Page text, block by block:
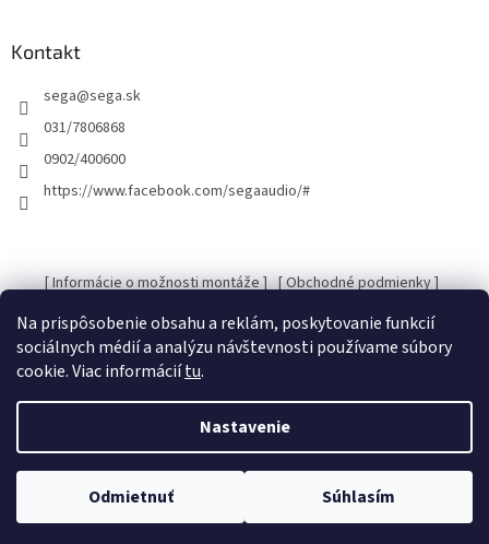
Na prispôsobenie obsahu a reklám, poskytovanie funkcií
sociálnych médií a analýzu návštevnosti používame súbory
cookie. Viac informáciítu.
Nastavenie
Odmietnuť Súhlasím
Kontakt
sega@sega.sk
031/7806868
0902/400600
https://www.facebook.com/segaaudio/#
[ Informácie o možnosti montáže ] [ Obchodné podmienky ]
Copyright 2026SEGA Audio. Všetky práva vyhradené.Upraviť